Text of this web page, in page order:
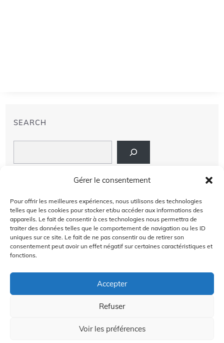
Gérer le consentement
Pour offrir les meilleures expériences, nous utilisons des technologies
telles que les cookies pour stocker et/ou accéder aux informations des
appareils. Le fait de consentir à ces technologies nous permettra de
traiter des données telles que le comportement de navigation ou les ID
uniques sur ce site. Le fait de ne pas consentir ou de retirer son
consentement peut avoir un effet négatif sur certaines caractéristiques et
fonctions.
Accepter
Refuser
Voir les préférences
SEARCH
À PROPOS DE NOUS
AVIS DE NON-RESPONSABILITÉ
2024 @Copyright by